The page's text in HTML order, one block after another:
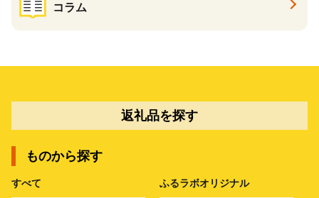
コラム
返礼品を探す
ものから探す
すべて ふるラボオリジナル